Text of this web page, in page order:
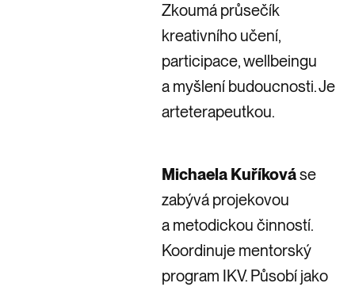
Zkoumá průsečík
kreativního učení,
participace, wellbeingu
a myšlení budoucnosti. Je
arteterapeutkou.
Michaela Kuříkováse
zabývá projekovou
a metodickou činností.
Koordinuje mentorský
program IKV. Působí jako